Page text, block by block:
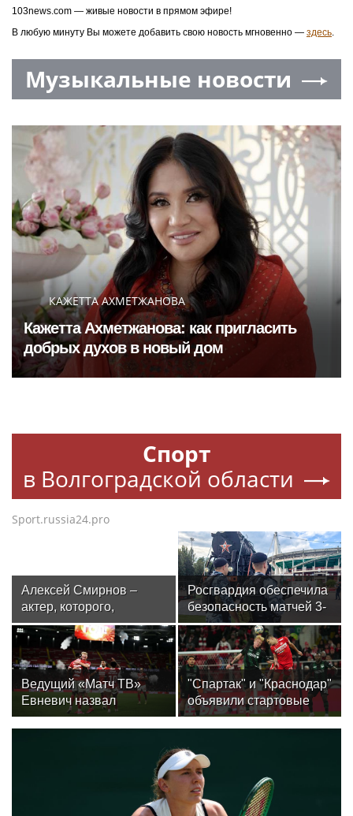
103news.com — живые новости в прямом эфире!
В любую минуту Вы можете добавить свою новость мгновенно — здесь.
Музыкальные новости
КАЖЕТТА АХМЕТЖАНОВА
Кажетта Ахметжанова: как пригласить
добрых духов в новый дом
Спорт
в Волгоградской области
Sport.russia24.pro
Алексей Смирнов –
актер, которого,
надеюсь, еще не
забыли
Росгвардия обеспечила
безопасность матчей 3-
го тура РПЛ в Москве
Ведущий «Матч ТВ»
Евневич назвал
«Спартак» фаворитом
"Спартак" и "Краснодар"
объявили стартовые
составы на матч 3-го